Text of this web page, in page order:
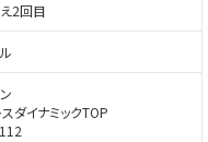
2回目
ダイナミックTOP